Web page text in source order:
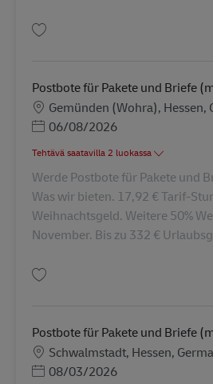
Postbote für Pakete und Briefe
SijaintiGemünden (Wohra), Hessen,
Posted Date
06/08/2026
Tehtävä saatavilla 2 luokassa
Werde Postbote für Pakete und
Was wir bieten. 17,92 € Tarif-
Weihnachtsgeld. Weitere 50%
November. Bis zu 332 €
Postbote für Pakete und Briefe
SijaintiSchwalmstadt, Hessen,
Posted Date
08/03/2026